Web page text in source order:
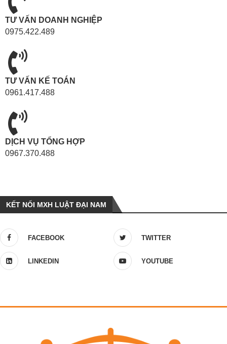
TƯ VẤN DOANH NGHIỆP
0975.422.489
TƯ VẤN KẾ TOÁN
0961.417.488
DỊCH VỤ TỔNG HỢP
0967.370.488
KẾT NỐI MXH LUẬT ĐẠI NAM
FACEBOOK TWITTER
LINKEDIN YOUTUBE